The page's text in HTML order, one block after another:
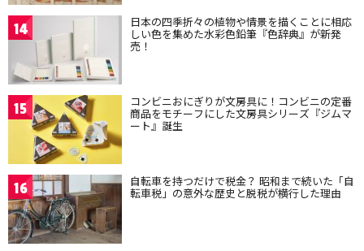
14 日本の四季折々の植物や情景を描くことに相応
しい色を集めた水彩色鉛筆『色辞典』が新発
売！
15 コンビニおにぎりが文房具に！コンビニの定番
商品をモチーフにした文房具シリーズ『ジムマ
ート』誕生
16 自転車を持つだけで税金？ 昭和まで続いた「自
転車税」の意外な歴史と脱税が横行した理由